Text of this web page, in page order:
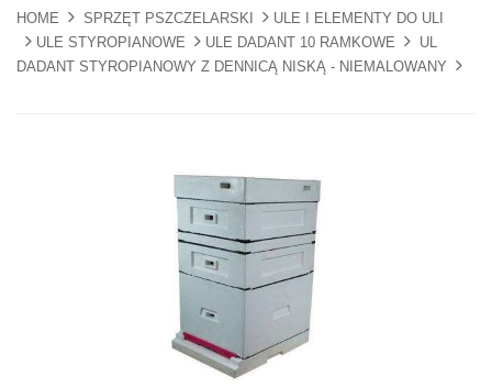
HOME SPRZĘT PSZCZELARSKI
ULE I ELEMENTY DO ULI
ULE STYROPIANOWE
ULE DADANT 10 RAMKOWE
UL
DADANT STYROPIANOWY Z DENNICĄ NISKĄ - NIEMALOWANY